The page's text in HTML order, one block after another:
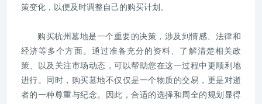
策变化，以便及时调整自己的购买计划。
购买杭州墓地是一个重要的决策，涉及到情感、法律和
经济等多个方面。通过准备充分的资料、了解清楚相关政
策、以及关注市场动态，可以帮助您在这一过程中更顺利地
进行。同时，购买墓地不仅仅是一个物质的交易，更是对逝
者的一种尊重与纪念。因此，合适的选择和周全的规划显得